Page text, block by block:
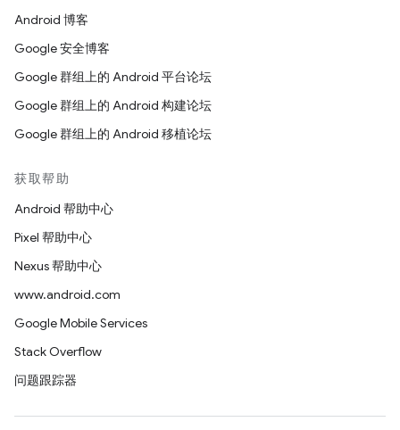
Android 博客
Google 安全博客
Google 群组上的 Android 平台论坛
Google 群组上的 Android 构建论坛
Google 群组上的 Android 移植论坛
获取帮助
Android 帮助中心
Pixel 帮助中心
Nexus 帮助中心
www.android.com
Google Mobile Services
Stack Overflow
问题跟踪器